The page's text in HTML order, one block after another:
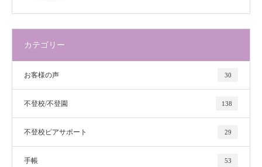
カテゴリー
お客様の声 30
不登校/不登園 138
不登校ピアサポート 29
手帳 53